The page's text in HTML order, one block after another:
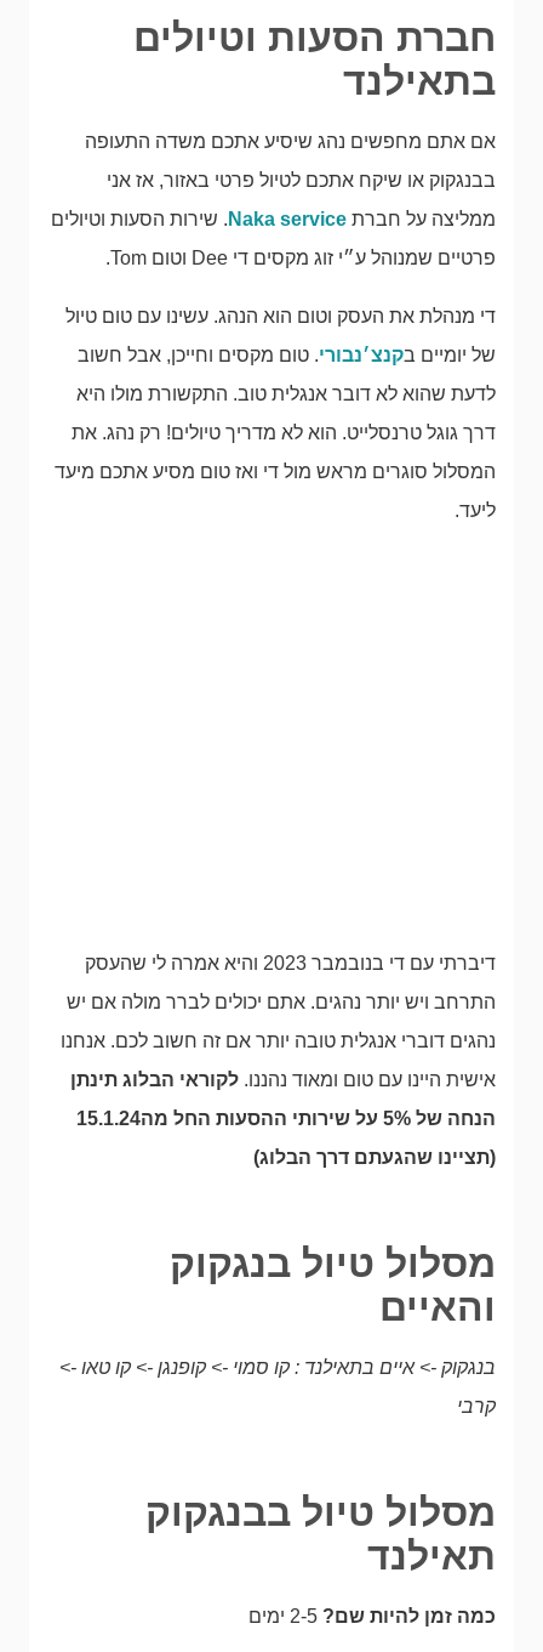
חברת הסעות וטיולים
בתאילנד
אם אתם מחפשים נהג שיסיע אתכם משדה התעופה
בבנגקוק או שיקח אתכם לטיול פרטי באזור, אז אני
ממליצה על חברת
. שירות הסעות וטיולים
פרטיים שמנוהל ע״י זוג מקסים די Dee וטום Tom.
די מנהלת את העסק וטום הוא הנהג. עשינו עם טום טיול
של יומיים בקנצ׳נבורי. טום מקסים וחייכן, אבל חשוב
לדעת שהוא לא דובר אנגלית טוב. התקשורת מולו היא
דרך גוגל טרנסלייט. הוא לא מדריך טיולים! רק נהג. את
המסלול סוגרים מראש מול די ואז טום מסיע אתכם מיעד
ליעד.
דיברתי עם די בנובמבר 2023 והיא אמרה לי שהעסק
התרחב ויש יותר נהגים. אתם יכולים לברר מולה אם יש
נהגים דוברי אנגלית טובה יותר אם זה חשוב לכם. אנחנו
אישית היינו עם טום ומאוד נהננו. לקוראי הבלוג תינתן
הנחה של 5% על שירותי ההסעות החל מה15.1.24
(תציינו שהגעתם דרך הבלוג)
מסלול טיול בנגקוק
והאיים
בנגקוק -> איים בתאילנד : קו סמוי -> קופנגן -> קו טאו ->
קרבי
מסלול טיול בבנגקוק
תאילנד
כמה זמן להיות שם?